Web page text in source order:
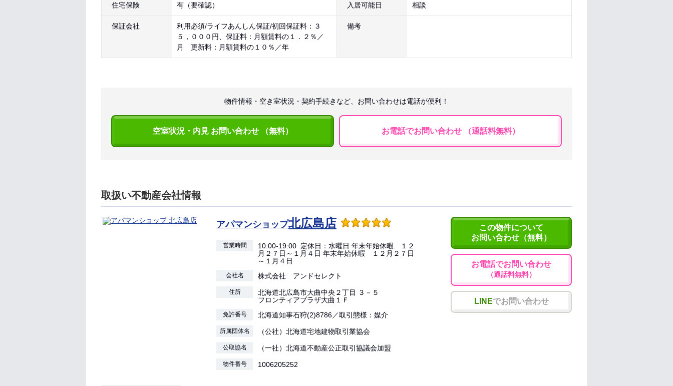
住宅保険 有（要確認） 入居可能日 相談
保証会社
利用必須/ライフあんしん保証/初回保証料：３
５，０００円、保証料：月額賃料の１．２％／
月 更新料：月額賃料の１０％／年
備考
物件情報・空き室状況・契約手続きなど、お問い合わせは電話が便利！
空室状況・内見 お問い合わせ （無料） お電話でお問い合わせ （通話料無料）
取扱い不動産会社情報
アパマンショップ北広島店
営業時間
10:00-19:00 定休日：水曜日 年末年始休暇 １２
月２７日～１月４日 年末年始休暇 １２月２７日
～１月４日
会社名 株式会社 アンドセレクト
住所
北海道北広島市大曲中央２丁目 ３－５
フロンティアプラザ大曲１Ｆ
免許番号 北海道知事石狩(2)8786／取引態様：媒介
所属団体名 （公社）北海道宅地建物取引業協会
公取協名 （一社）北海道不動産公正取引協議会加盟
物件番号 1006205252
この物件について
お問い合わせ（無料）
お電話でお問い合わせ
（通話料無料）
LINEでお問い合わせ